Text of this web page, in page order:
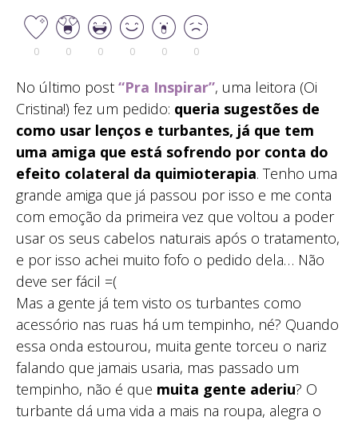
0 0 0 0 0 0
No último post “Pra Inspirar”, uma leitora (Oi
Cristina!) fez um pedido: queria sugestões de
como usar lenços e turbantes, já que tem
uma amiga que está sofrendo por conta do
efeito colateral da quimioterapia. Tenho uma
grande amiga que já passou por isso e me conta
com emoção da primeira vez que voltou a poder
usar os seus cabelos naturais após o tratamento,
e por isso achei muito fofo o pedido dela… Não
deve ser fácil =(
Mas a gente já tem visto os turbantes como
acessório nas ruas há um tempinho, né? Quando
essa onda estourou, muita gente torceu o nariz
falando que jamais usaria, mas passado um
tempinho, não é que muita gente aderiu? O
turbante dá uma vida a mais na roupa, alegra o